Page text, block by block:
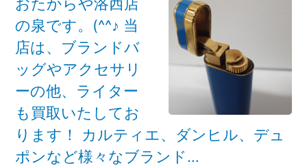
の泉です。(^^♪ 当
店は、ブランドバ
ッグやアクセサリ
ーの他、ライター
も買取いたしてお
ります！ カルティエ、ダンヒル、デュ
ポンなど様々なブランド…